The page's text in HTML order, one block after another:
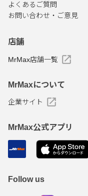
よくあるご質問
お問い合わせ・ご意見
店舗
MrMax店舗一覧
MrMaxについて
企業サイト
MrMax公式アプリ
Follow us